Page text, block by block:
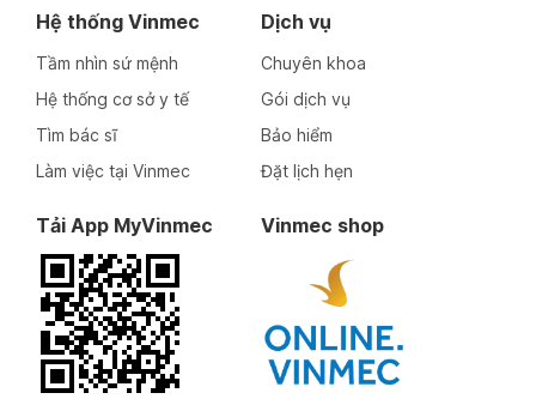
Hệ thống Vinmec
Tầm nhìn sứ mệnh
Hệ thống cơ sở y tế
Tìm bác sĩ
Làm việc tại Vinmec
Dịch vụ
Chuyên khoa
Gói dịch vụ
Bảo hiểm
Đặt lịch hẹn
Tải App MyVinmec Vinmec shop